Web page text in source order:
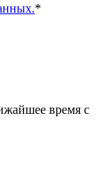
*
время с